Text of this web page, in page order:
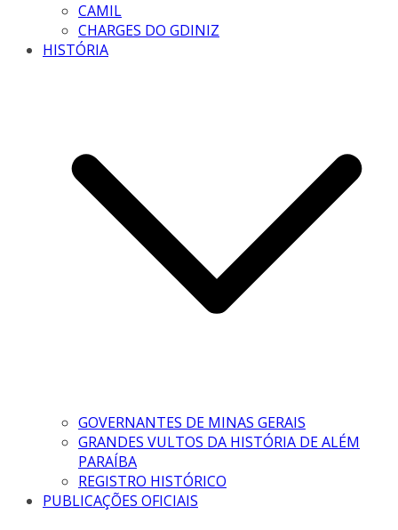
CAMIL
CHARGES DO GDINIZ
HISTÓRIA
GOVERNANTES DE MINAS GERAIS
GRANDES VULTOS DA HISTÓRIA DE ALÉM
PARAÍBA
REGISTRO HISTÓRICO
PUBLICAÇÕES OFICIAIS